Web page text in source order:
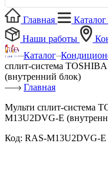
Главная Каталог
Наши работы
Каталог
сплит-система
(внутренний блок)
Главная
Мульти сплит-система
M13U2DVG-E
Код: RAS-M13U2DVG-